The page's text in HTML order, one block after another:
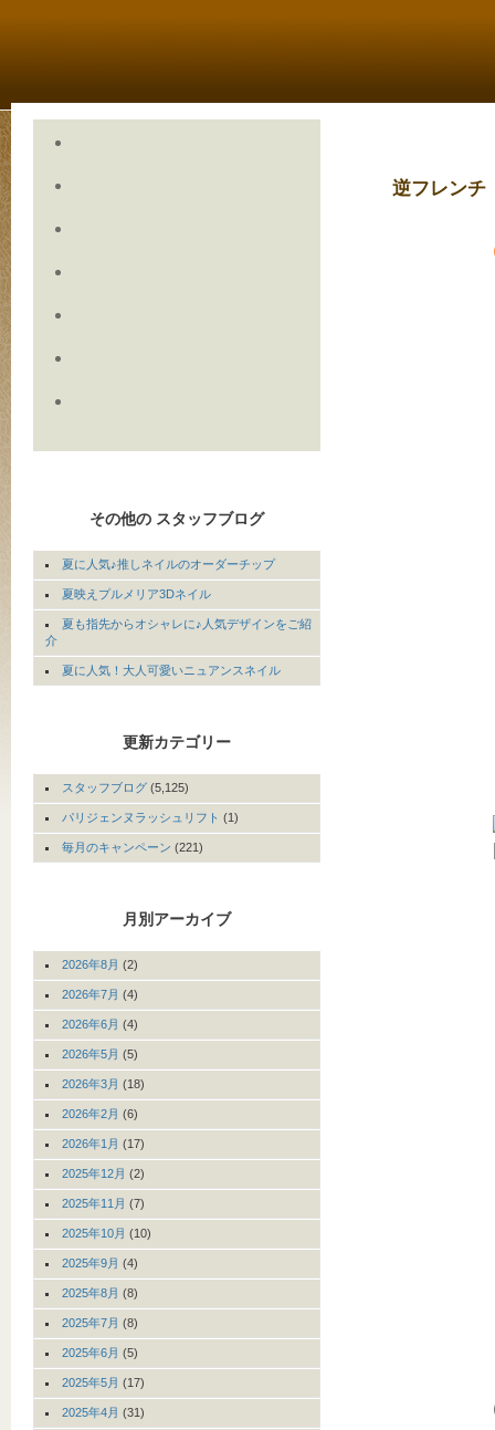
逆フレンチ
その他の スタッフブログ
夏に人気♪推しネイルのオーダーチップ
夏映えプルメリア3Dネイル
夏も指先からオシャレに♪人気デザインをご紹
介
夏に人気！大人可愛いニュアンスネイル
更新カテゴリー
スタッフブログ (5,125)
パリジェンヌラッシュリフト (1)
毎月のキャンペーン (221)
月別アーカイブ
2026年8月 (2)
2026年7月 (4)
2026年6月 (4)
2026年5月 (5)
2026年3月 (18)
2026年2月 (6)
2026年1月 (17)
2025年12月 (2)
2025年11月 (7)
2025年10月 (10)
2025年9月 (4)
2025年8月 (8)
2025年7月 (8)
2025年6月 (5)
2025年5月 (17)
2025年4月 (31)